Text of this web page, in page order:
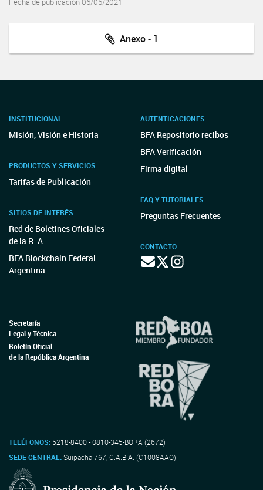
Anexo - 1
INSTITUCIONAL
Misión, Visión e Historia
PRODUCTOS Y SERVICIOS
Tarifas de Publicación
SITIOS DE INTERÉS
Red de Boletines Oficiales
de la R. A.
BFA Blockchain Federal
Argentina
AUTENTICACIONES
BFA Repositorio recibos
BFA Verificación
Firma digital
FAQ Y TUTORIALES
Preguntas Frecuentes
CONTACTO
Secretaría
Legal y Técnica
Boletín Oficial
de la República Argentina
TELÉFONOS: 5218-8400 - 0810-345-BORA (2672)
SEDE CENTRAL:Suipacha 767, C.A.B.A. (C1008AAO)